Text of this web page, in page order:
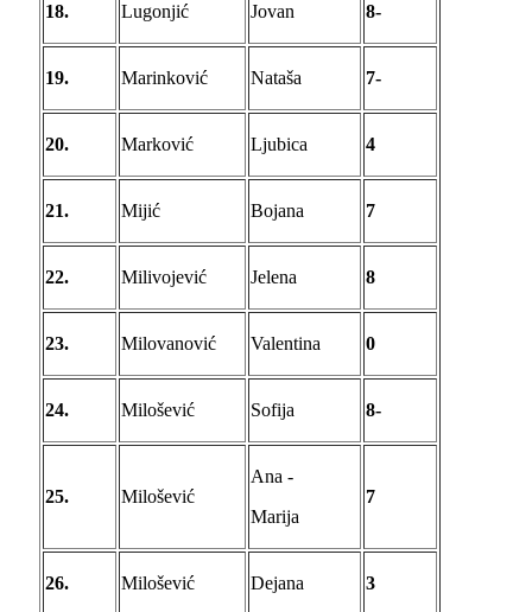
18. Lugonjić Jovan 8-
19. Marinković Nataša 7-
20. Marković Ljubica 4
21. Mijić Bojana 7
22. Milivojević Jelena 8
23. Milovanović Valentina 0
24. Milošević Sofija 8-
25. Milošević
Ana -
Marija
7
26. Milošević Dejana 3